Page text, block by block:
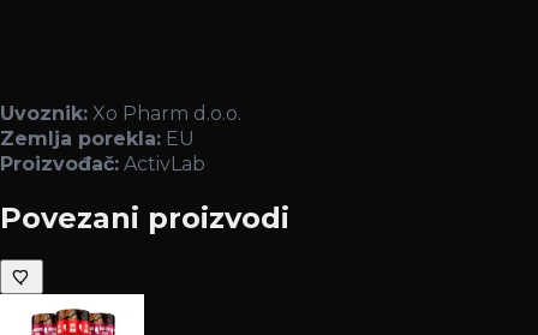
Uvoznik: Xo Pharm d.o.o.
Zemlja porekla: EU
Proizvođač: ActivLab
Povezani proizvodi